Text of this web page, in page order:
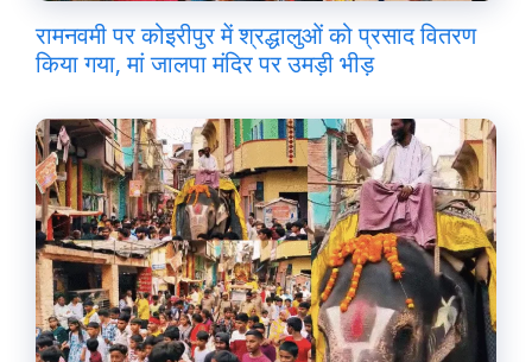
रामनवमी पर कोइरीपुर में श्रद्धालुओं को प्रसाद वितरण
किया गया, मां जालपा मंदिर पर उमड़ी भीड़